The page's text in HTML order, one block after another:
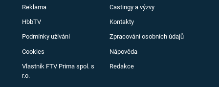
Reklama Castingy a výzvy
HbbTV Kontakty
Podmínky užívání Zpracování osobních údajů
Cookies Nápověda
Vlastník FTV Prima spol. s
r.o.
Redakce